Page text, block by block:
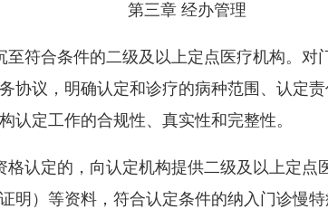
第三章 经办管理
合条件的二级及以上定点医疗机构。对
协议，明确认定和诊疗的病种范围、认定
认定工作的合规性、真实性和完整性。
定的，向认定机构提供二级及以上定点
明）等资料，符合认定条件的纳入门诊慢特